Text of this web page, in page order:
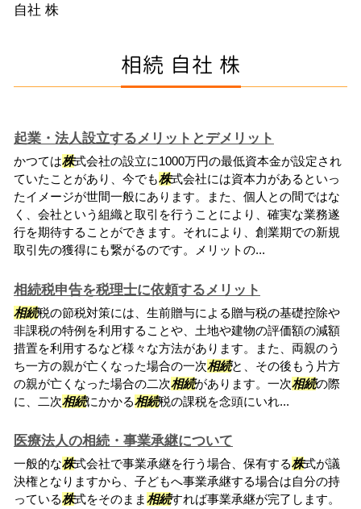
自社 株
相続 自社 株
起業・法人設立するメリットとデメリット
かつては株式会社の設立に1000万円の最低資本金が設定され
ていたことがあり、今でも株式会社には資本力があるといっ
たイメージが世間一般にあります。また、個人との間ではな
く、会社という組織と取引を行うことにより、確実な業務遂
行を期待することができます。それにより、創業期での新規
取引先の獲得にも繋がるのです。メリットの...
相続税申告を税理士に依頼するメリット
相続税の節税対策には、生前贈与による贈与税の基礎控除や
非課税の特例を利用することや、土地や建物の評価額の減額
措置を利用するなど様々な方法があります。また、両親のう
ち一方の親が亡くなった場合の一次相続と、その後もう片方
の親が亡くなった場合の二次相続があります。一次相続の際
に、二次相続にかかる相続税の課税を念頭にいれ...
医療法人の相続・事業承継について
一般的な株式会社で事業承継を行う場合、保有する株式が議
決権となりますから、子どもへ事業承継する場合は自分の持
っている株式をそのまま相続すれば事業承継が完了します。